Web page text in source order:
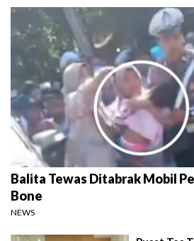
Balita Tewas Ditabrak Mobil
Bone
NEWS